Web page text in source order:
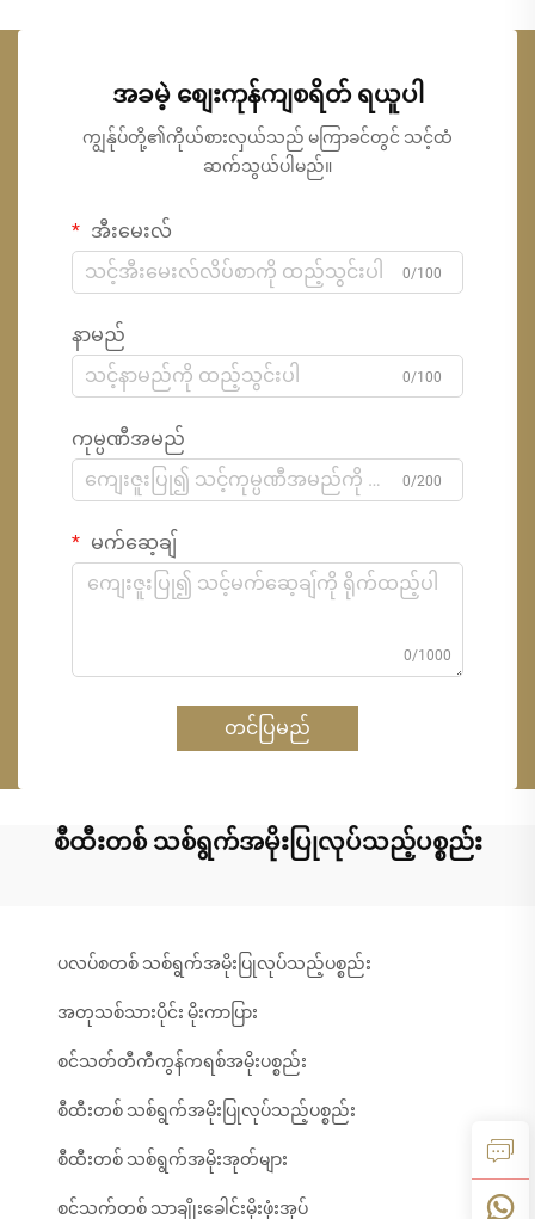
အခမဲ့ စျေးကုန်ကျစရိတ် ရယူပါ
ကျွန်ုပ်တို့၏ကိုယ်စားလှယ်သည် မကြာခင်တွင် သင့်ထံ
ဆက်သွယ်ပါမည်။
အီးမေးလ်
0/100
နာမည်
0/100
ကုမ္ပဏီအမည်
0/200
မက်ဆေ့ချ်
0/1000
တင်ပြမည်
စီထီးတစ် သစ်ရွက်အမိုးပြုလုပ်သည့်ပစ္စည်း
ပလပ်စတစ် သစ်ရွက်အမိုးပြုလုပ်သည့်ပစ္စည်း
အတုသစ်သားပိုင်း မိုးကာပြား
စင်သတ်တီကီကွန်ကရစ်အမိုးပစ္စည်း
စီထီးတစ် သစ်ရွက်အမိုးပြုလုပ်သည့်ပစ္စည်း
စီထီးတစ် သစ်ရွက်အမိုးအုတ်များ
စင်သက်တစ် သာချိုးခေါင်းမိုးဖုံးအုပ်